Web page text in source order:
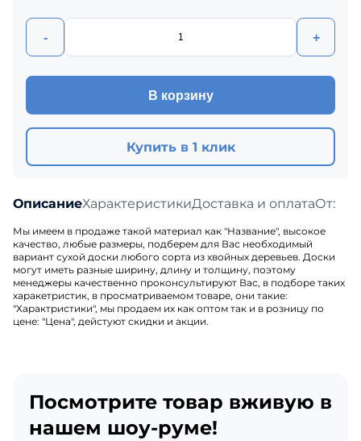
ОписаниеХарактеристикиДоставка и оплата
Мы имеем в продаже такой материал как "Название", высокое
качество, любые размеры, подберем для Вас необходимый
вариант сухой доски любого сорта из хвойных деревьев. Доски
могут иметь разные ширину, длину и толщину, поэтому
менеджеры качественно проконсультируют Вас, в подборе таких
харакетристик, в просматриваемом товаре, они такие:
"Характристики", мы продаем их как оптом так и в розницу по
цене: "Цена", дейстуют скидки и акции.
- +
В корзину
Купить в 1 клик
Посмотрите товар вживую в
нашем шоу-руме!